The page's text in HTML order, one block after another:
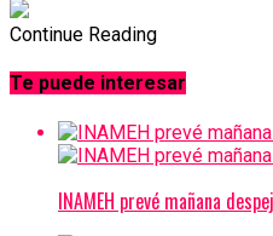
Continue Reading
Te puede interesar
INAMEH prevé mañana